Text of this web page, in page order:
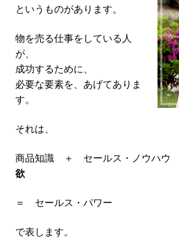
というものがあります。
物を売る仕事をしている人
が、
成功するために、
必要な要素を、あげてありま
す。
それは、
商品知識 ＋ セールス・ノウハ
欲
＝ セールス・パワー
で表します。